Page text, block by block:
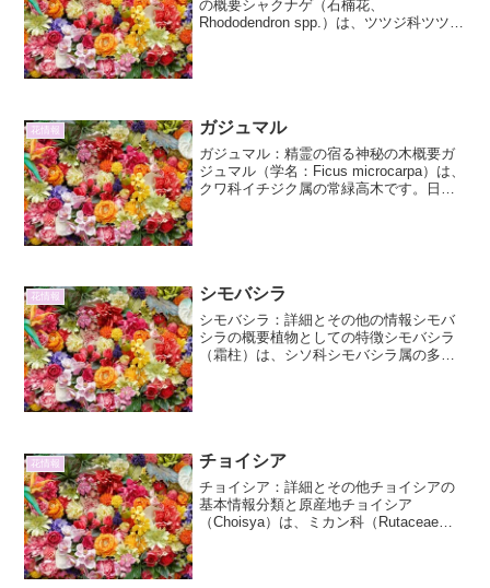
の概要シャクナゲ（石楠花、
Rhododendron spp.）は、ツツジ科ツツジ
花情報 ガジュマル
ガジュマル：精霊の宿る神秘の木概要ガ
ジュマル（学名：Ficus microcarpa）は、
クワ科イチジク属の常緑高木です。日本
花情報 シモバシラ
シモバシラ：詳細とその他の情報シモバ
シラの概要植物としての特徴シモバシラ
（霜柱）は、シソ科シモバシラ属の多年
花情報 チョイシア
チョイシア：詳細とその他チョイシアの
基本情報分類と原産地チョイシア
（Choisya）は、ミカン科（Rutaceae）